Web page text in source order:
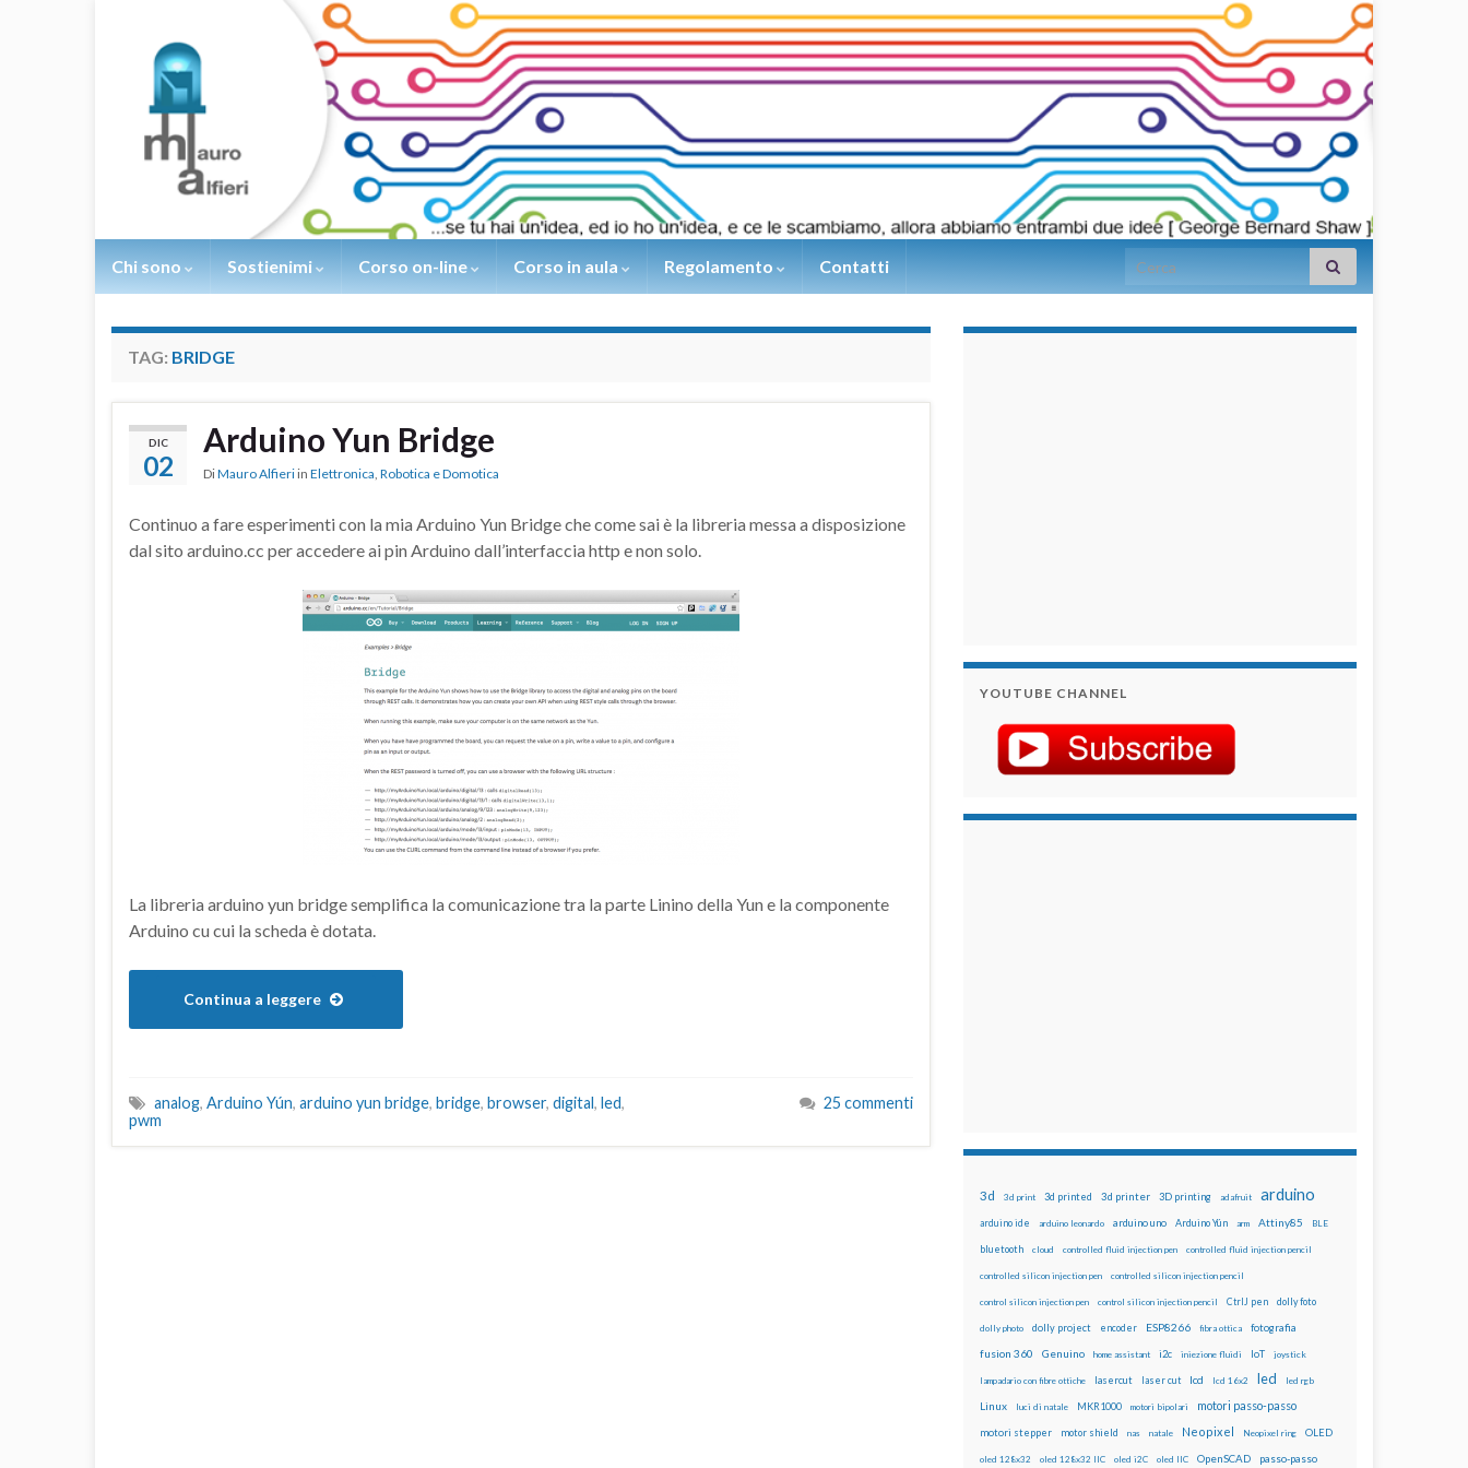
Chi sono Sostienimi Corso on-line Corso in aula Regolamento Contatti Search for:
TAG: BRIDGE
DIC
02
Arduino Yun Bridge
DiMauro Alfieri in Elettronica, Robotica e Domotica
Continuo a fare esperimenti con la mia Arduino Yun Bridge che come sai è la libreria messa a disposizione
dal sito arduino.cc per accedere ai pin Arduino dall’interfaccia http e non solo.
La libreria arduino yun bridge semplifica la comunicazione tra la parte Linino della Yun e la componente
Arduino cu cui la scheda è dotata.
Continua a leggere
analog, Arduino Yún, arduino yun bridge, bridge, browser, digital, led,
pwm
25 commenti
YOUTUBE CHANNEL
3d 3d print 3d printed 3d printer 3D printing adafruit arduino
arduino ide arduino leonardo arduino uno Arduino Yún arm Attiny85 BLE
bluetooth cloud controlled fluid injection pen controlled fluid injection pencil
controlled silicon injection pen controlled silicon injection pencil
control silicon injection pen control silicon injection pencil CtrlJ pen dolly foto
dolly photo dolly project encoder ESP8266 fibra ottica fotografia
fusion 360 Genuino home assistant i2c iniezione fluidi IoT joystick
lampadario con fibre ottiche lasercut laser cut lcd lcd 16x2 led led rgb
Linux luci di natale MKR1000 motori bipolari motori passo-passo
motori stepper motor shield nas natale Neopixel Neopixel ring OLED
oled 128x32 oled 128x32 IIC oled i2C oled IIC OpenSCAD passo-passo